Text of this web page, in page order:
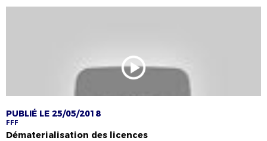
PUBLIÉ LE 25/05/2018
FFF
Dématerialisation des licences